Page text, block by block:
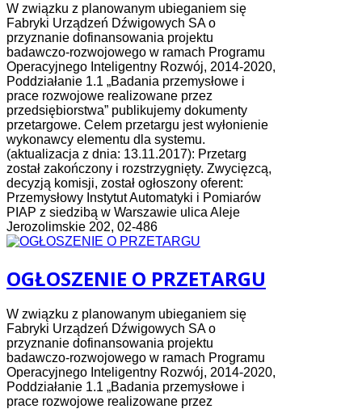
W związku z planowanym ubieganiem się
Fabryki Urządzeń Dźwigowych SA o
przyznanie dofinansowania projektu
badawczo-rozwojowego w ramach Programu
Operacyjnego Inteligentny Rozwój, 2014-2020,
Poddziałanie 1.1 „Badania przemysłowe i
prace rozwojowe realizowane przez
przedsiębiorstwa” publikujemy dokumenty
przetargowe. Celem przetargu jest wyłonienie
wykonawcy elementu dla systemu.
(aktualizacja z dnia: 13.11.2017): Przetarg
został zakończony i rozstrzygnięty. Zwycięzcą,
decyzją komisji, został ogłoszony oferent:
Przemysłowy Instytut Automatyki i Pomiarów
PIAP z siedzibą w Warszawie ulica Aleje
Jerozolimskie 202, 02-486
OGŁOSZENIE O PRZETARGU
W związku z planowanym ubieganiem się
Fabryki Urządzeń Dźwigowych SA o
przyznanie dofinansowania projektu
badawczo-rozwojowego w ramach Programu
Operacyjnego Inteligentny Rozwój, 2014-2020,
Poddziałanie 1.1 „Badania przemysłowe i
prace rozwojowe realizowane przez